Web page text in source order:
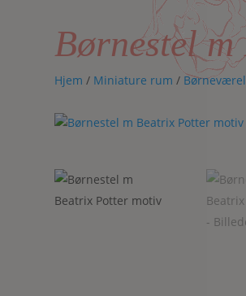
Børnestel
Hjem / Miniature rum /